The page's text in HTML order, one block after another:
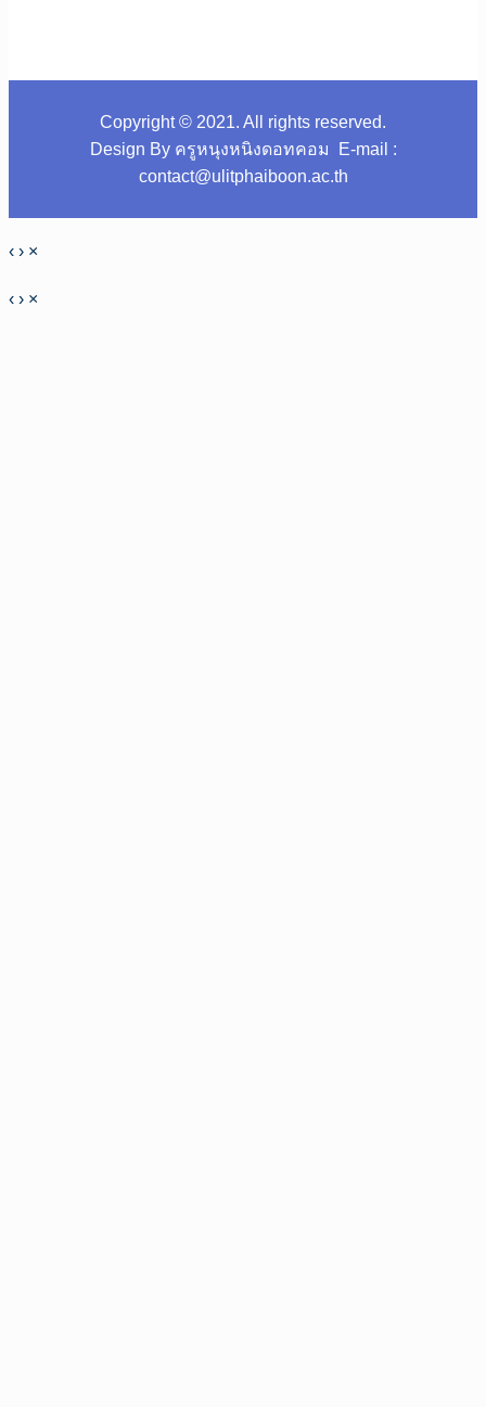
Copyright © 2021. All rights reserved.
Design By ครูหนุงหนิงดอทคอม E-mail :
contact@ulitphaiboon.ac.th
‹ › ×
‹ › ×